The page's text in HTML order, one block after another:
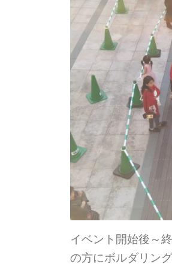
イベント開始後～
の方にボルダリン